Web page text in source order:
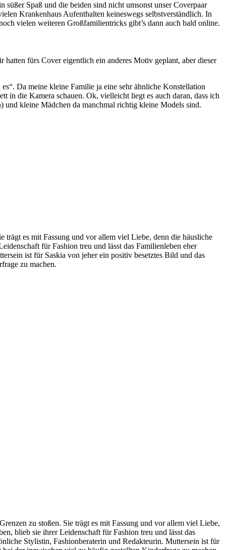
Spaß und die beiden sind nicht umsonst unser Coverpaar
Krankenhaus Aufenthalten keineswegs selbstverständlich. In
vielen weiteren Großfamilientricks gibt’s dann auch bald online.
hatten fürs Cover eigentlich ein anderes Motiv geplant, aber dieser
Da meine kleine Familie ja eine sehr ähnliche Konstellation
in die Kamera schauen. Ok, vielleicht liegt es auch daran, dass ich
und kleine Mädchen da manchmal richtig kleine Models sind.
trägt es mit Fassung und vor allem viel Liebe, denn die häusliche
für Fashion treu und lässt das Familienleben eher
ist für Saskia von jeher ein positiv besetztes Bild und das
zu machen.
zu stoßen. Sie trägt es mit Fassung und vor allem viel Liebe,
blieb sie ihrer Leidenschaft für Fashion treu und lässt das
Stylistin, Fashionberaterin und Redakteurin. Muttersein ist für